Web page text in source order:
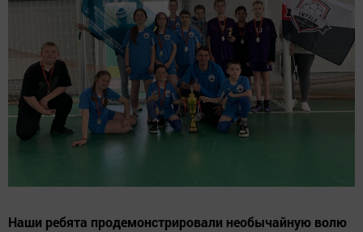
Наши ребята продемонстрировали необычайную волю